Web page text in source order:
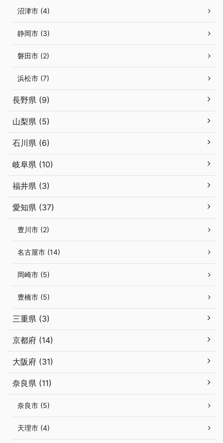
沼津市 (4)
静岡市 (3)
磐田市 (2)
浜松市 (7)
長野県 (9)
山梨県 (5)
石川県 (6)
岐阜県 (10)
福井県 (3)
愛知県 (37)
豊川市 (2)
名古屋市 (14)
岡崎市 (5)
豊橋市 (5)
三重県 (3)
京都府 (14)
大阪府 (31)
奈良県 (11)
奈良市 (5)
天理市 (4)